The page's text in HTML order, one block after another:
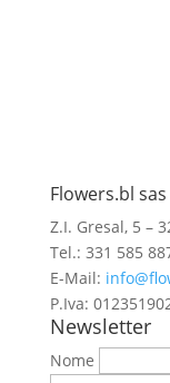
Flowers.bl
Z.I. Gresal, 5 –
Tel.: 331 585
E-Mail:
P.Iva:
Newsletter
Nome